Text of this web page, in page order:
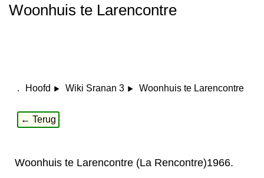
Woonhuis te Larencontre
. Hoofd Wiki Sranan 3 Woonhuis te Larencontre
← Terug
Woonhuis te Larencontre (La Rencontre)1966.